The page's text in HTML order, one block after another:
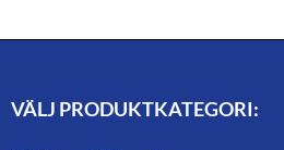
VÄLJ PRODUKTKATEGORI: